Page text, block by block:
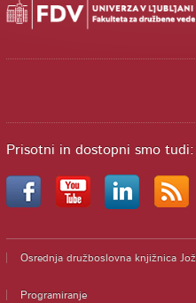
Prisotni in dostopni smo tudi:
Osrednja družboslovna knjižnica
Programiranje